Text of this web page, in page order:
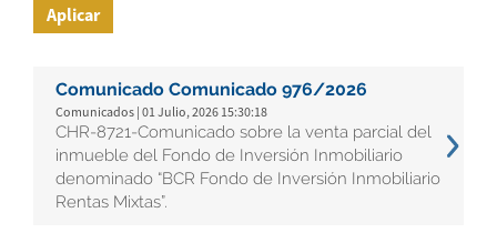
Aplicar
Comunicado Comunicado 976/2026
Comunicados | 01 Julio, 2026 15:30:18
CHR-8721-Comunicado sobre la venta parcial del
inmueble del Fondo de Inversión Inmobiliario
denominado “BCR Fondo de Inversión Inmobiliario
Rentas Mixtas”.